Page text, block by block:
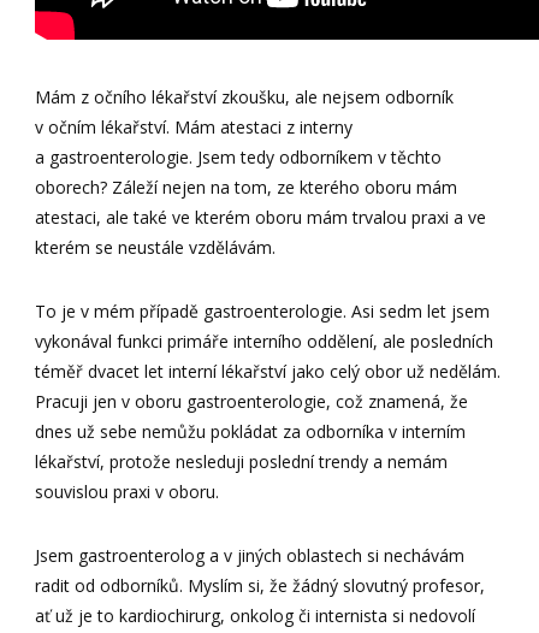
Mám z očního lékařství zkoušku, ale nejsem odborník
v očním lékařství. Mám atestaci z interny
a gastroenterologie. Jsem tedy odborníkem v těchto
oborech? Záleží nejen na tom, ze kterého oboru mám
atestaci, ale také ve kterém oboru mám trvalou praxi a ve
kterém se neustále vzdělávám.
To je v mém případě gastroenterologie. Asi sedm let jsem
vykonával funkci primáře interního oddělení, ale posledních
téměř dvacet let interní lékařství jako celý obor už nedělám.
Pracuji jen v oboru gastroenterologie, což znamená, že
dnes už sebe nemůžu pokládat za odborníka v interním
lékařství, protože nesleduji poslední trendy a nemám
souvislou praxi v oboru.
Jsem gastroenterolog a v jiných oblastech si nechávám
radit od odborníků. Myslím si, že žádný slovutný profesor,
ať už je to kardiochirurg, onkolog či internista si nedovolí